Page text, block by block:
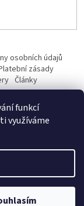
funkcí
využíváme
osobních údajů
zásady
Články
vyhrazena.Upravit